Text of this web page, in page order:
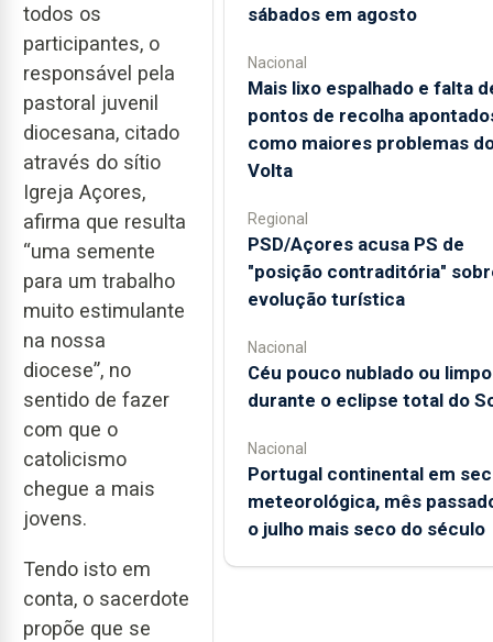
todos os
participantes, o
responsável pela
pastoral juvenil
diocesana, citado
através do sítio
Igreja Açores,
afirma que resulta
“uma semente
para um trabalho
muito estimulante
na nossa
diocese”, no
sentido de fazer
com que o
catolicismo
chegue a mais
jovens.
Tendo isto em
conta, o sacerdote
propõe que se
sábados em agosto
Nacional
Mais lixo espalhado e falta
pontos de recolha
como maiores problemas
Volta
Regional
PSD/Açores acusa PS de
"posição contraditória"
evolução turística
Nacional
Céu pouco nublado ou limpo
durante o eclipse total do
Nacional
Portugal continental em
meteorológica, mês
o julho mais seco do século